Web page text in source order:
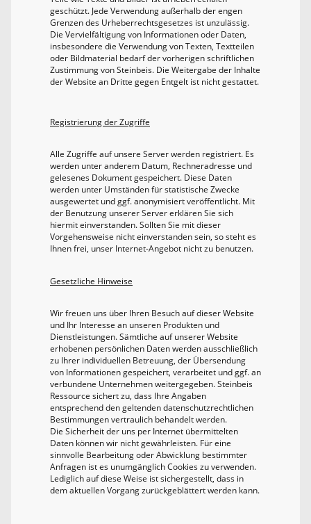
geschützt. Jede Verwendung außerhalb der engen
Grenzen des Urheberrechtsgesetzes ist unzulässig.
Die Vervielfältigung von Informationen oder Daten,
insbesondere die Verwendung von Texten, Textteilen
oder Bildmaterial bedarf der vorherigen schriftlichen
Zustimmung von Steinbeis. Die Weitergabe der Inhalte
der Website an Dritte gegen Entgelt ist nicht gestattet.
Registrierung der Zugriffe
Alle Zugriffe auf unsere Server werden registriert. Es
werden unter anderem Datum, Rechneradresse und
gelesenes Dokument gespeichert. Diese Daten
werden unter Umständen für statistische Zwecke
ausgewertet und ggf. anonymisiert veröffentlicht. Mit
der Benutzung unserer Server erklären Sie sich
hiermit einverstanden. Sollten Sie mit dieser
Vorgehensweise nicht einverstanden sein, so steht es
Ihnen frei, unser Internet-Angebot nicht zu benutzen.
Gesetzliche Hinweise
Wir freuen uns über Ihren Besuch auf dieser Website
und Ihr Interesse an unseren Produkten und
Dienstleistungen. Sämtliche auf unserer Website
erhobenen persönlichen Daten werden ausschließlich
zu Ihrer individuellen Betreuung, der Übersendung
von Informationen gespeichert, verarbeitet und ggf. an
verbundene Unternehmen weitergegeben. Steinbeis
Ressource sichert zu, dass Ihre Angaben
entsprechend den geltenden datenschutzrechtlichen
Bestimmungen vertraulich behandelt werden.
Die Sicherheit der uns per Internet übermittelten
Daten können wir nicht gewährleisten. Für eine
sinnvolle Bearbeitung oder Abwicklung bestimmter
Anfragen ist es unumgänglich Cookies zu verwenden.
Lediglich auf diese Weise ist sichergestellt, dass in
dem aktuellen Vorgang zurückgeblättert werden kann.